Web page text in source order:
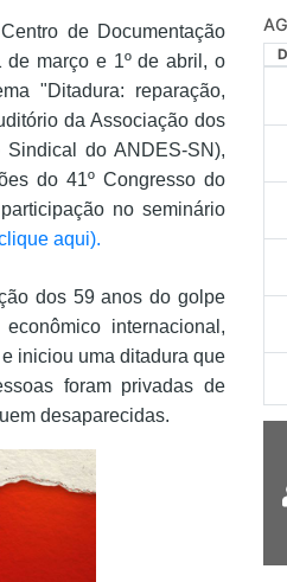
de Documentação
março e 1º de abril, o
"Ditadura: reparação,
da Associação dos
do ANDES-SN),
do 41º Congresso do
no seminário
aqui).
dos 59 anos do golpe
internacional,
iniciou uma ditadura que
foram privadas de
desaparecidas.